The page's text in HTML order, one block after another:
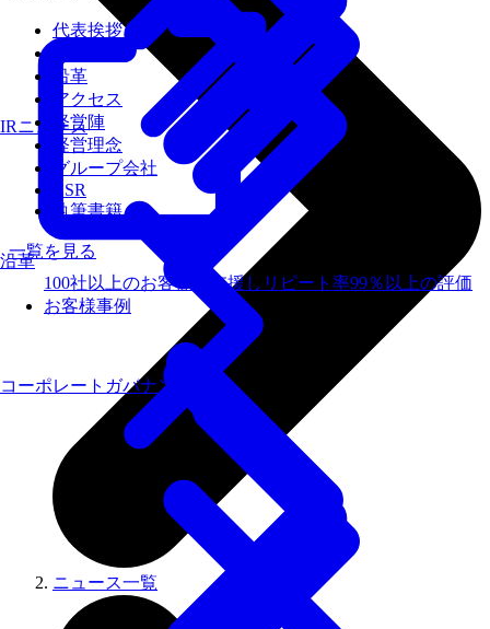
IRニュース
代表挨拶
沿革
アクセス
経営陣
経営理念
グループ会社
CSR
執筆書籍
一覧を見る
沿革
100社以上のお客様を支援しリピート率99％以上の評価
お客様事例
コーポレートガバナンス
ニュース一覧